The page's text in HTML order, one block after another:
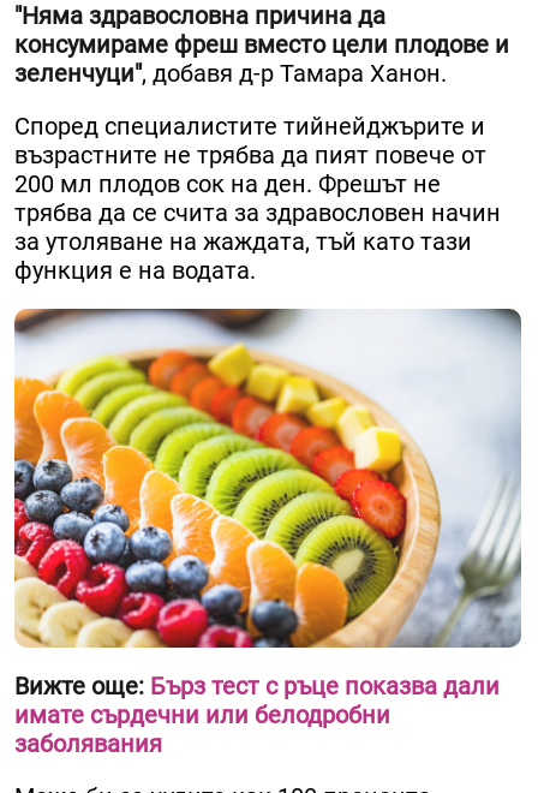
"Няма здравословна причина да
консумираме фреш вместо цели плодове и
зеленчуци", добавя д-р Тамара Ханон.
Според специалистите тийнейджърите и
възрастните не трябва да пият повече от
200 мл плодов сок на ден. Фрешът не
трябва да се счита за здравословен начин
за утоляване на жаждата, тъй като тази
функция е на водата.
Вижте още: Бърз тест с ръце показва дали
имате сърдечни или белодробни
заболявания